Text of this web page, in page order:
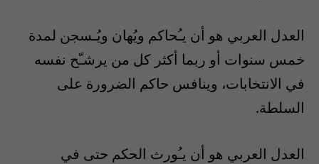
العدل العربي هو أن يـُحاكم ويُهان ويُـسجن لمدة
خمس سنوات أو ربما أكثر كل من يرشـّح نفسه
في الانتخابات، وينافس حاكم الضرورة على
السلطة.
العدل العربي هو أن يـُورث الحكم حتى في